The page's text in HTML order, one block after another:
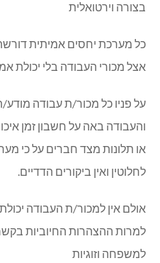
בצורה וירטואלית
כל מערכת יחסים אמיתית
אצל מכורי העבודה בלי יכולת
על פניו כל מכור/ת עבודה
והעבודה באה על חשבון זמן
או תלונות מצד חברים על כי
לחלוטין ואין ביקורים הדדיים.
אולם אין למכור/ת העבודה
למרות ההצהרות החיוביות
למשפחה וזוגיות